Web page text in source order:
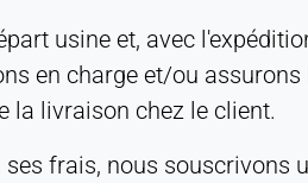
usine et, avec
en charge et/ou
la livraison chez le client.
frais, nous